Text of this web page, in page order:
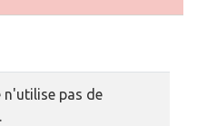
n'utilise pas de